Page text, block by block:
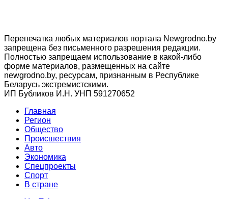
Перепечатка любых материалов портала Newgrodno.by
запрещена без письменного разрешения редакции.
Полностью запрещаем использование в какой-либо
форме материалов, размещенных на сайте
newgrodno.by, ресурсам, признанным в Республике
Беларусь экстремистскими.
ИП Бубликов И.Н. УНП 591270652
Главная
Регион
Общество
Происшествия
Авто
Экономика
Спецпроекты
Cпорт
В стране